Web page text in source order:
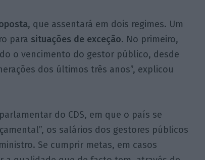
, que assentará em dois regimes. Um
para situações de exceção. No primeiro,
o vencimento do gestor público, desde
dos últimos três anos”, explicou
do CDS, em que o país se
os salários dos gestores públicos
Se cumprir metas, em casos